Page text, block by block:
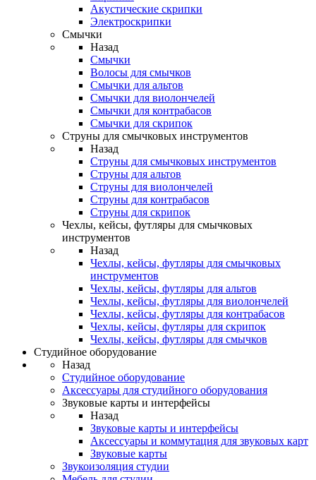
Акустические скрипки
Электроскрипки
Смычки
Назад
Смычки
Волосы для смычков
Смычки для альтов
Смычки для виолончелей
Смычки для контрабасов
Смычки для скрипок
Струны для смычковых инструментов
Назад
Струны для смычковых инструментов
Струны для альтов
Струны для виолончелей
Струны для контрабасов
Струны для скрипок
Чехлы, кейсы, футляры для смычковых
инструментов
Назад
Чехлы, кейсы, футляры для смычковых
инструментов
Чехлы, кейсы, футляры для альтов
Чехлы, кейсы, футляры для виолончелей
Чехлы, кейсы, футляры для контрабасов
Чехлы, кейсы, футляры для скрипок
Чехлы, кейсы, футляры для смычков
Студийное оборудование
Назад
Студийное оборудование
Аксессуары для студийного оборудования
Звуковые карты и интерфейсы
Назад
Звуковые карты и интерфейсы
Аксессуары и коммутация для звуковых карт
Звуковые карты
Звукоизоляция студии